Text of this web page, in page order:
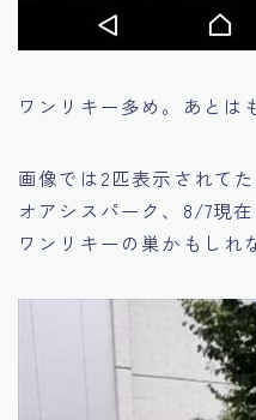
ワンリキー多め。あとは
画像では2匹表示されて
オアシスパーク、8/7現
ワンリキーの巣かもしれ